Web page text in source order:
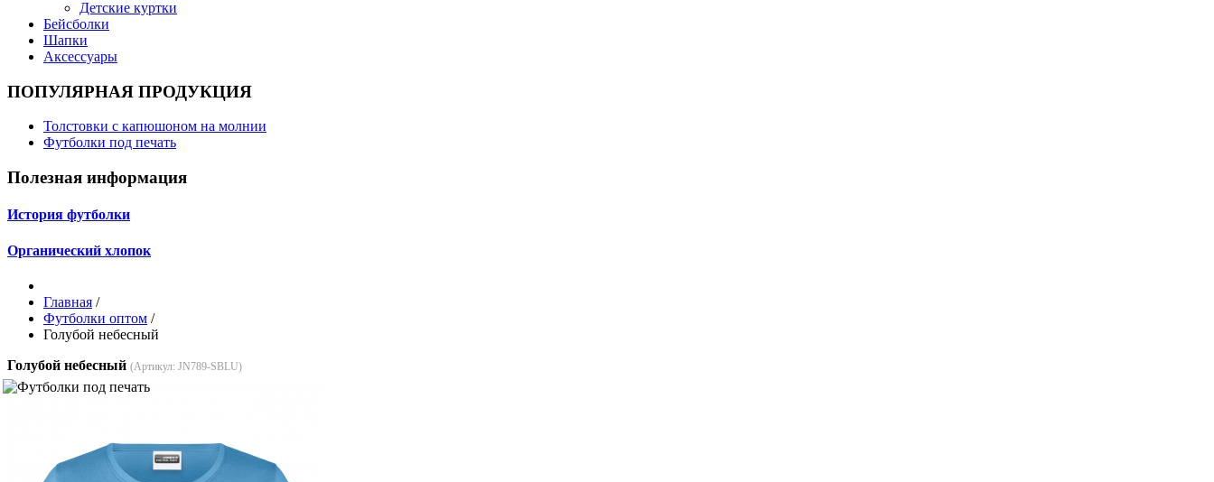
Детские куртки
Бейсболки
Шапки
Аксессуары
ПОПУЛЯРНАЯ ПРОДУКЦИЯ
Толстовки с капюшоном на молнии
Футболки под печать
Полезная информация
История футболки
Органический хлопок
Главная /
Футболки оптом /
Голубой небесный
Голубой небесный (Артикул: JN789-SBLU)